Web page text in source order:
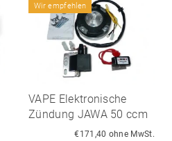
Wir empfehlen
VAPE Elektronische
Zündung JAWA 50 ccm
€171,40 ohne MwSt.